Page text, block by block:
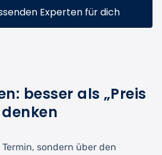
Experten für dich
besser als „Preis
sondern über den